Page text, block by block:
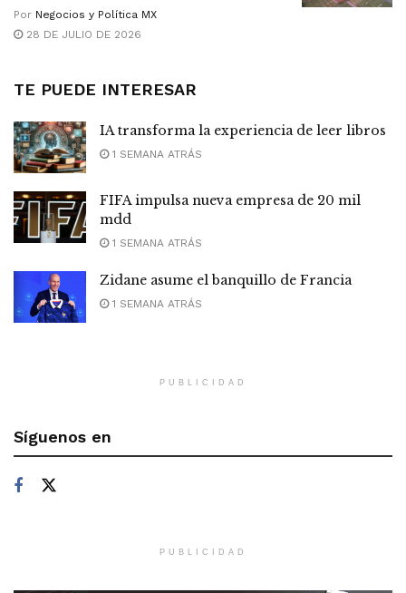
Por Negocios y Política MX
28 DE JULIO DE 2026
TE PUEDE INTERESAR
IA transforma la experiencia de leer libros
1 SEMANA ATRÁS
FIFA impulsa nueva empresa de 20 mil
mdd
1 SEMANA ATRÁS
Zidane asume el banquillo de Francia
1 SEMANA ATRÁS
PUBLICIDAD
Síguenos en
PUBLICIDAD